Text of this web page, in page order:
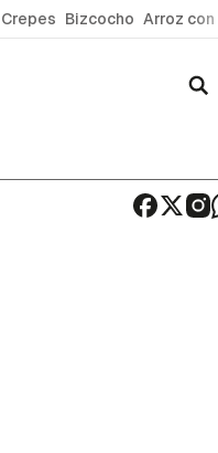
Crepes Bizcocho Arroz